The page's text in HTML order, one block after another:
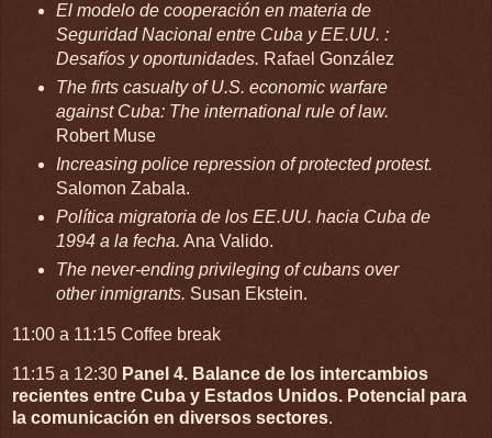
El modelo de cooperación en materia de
Seguridad Nacional entre Cuba y EE.UU. :
Desafíos y oportunidades. Rafael González
The firts casualty of U.S. economic warfare
against Cuba: The international rule of law.
Robert Muse
Increasing police repression of protected protest.
Salomon Zabala.
Política migratoria de los EE.UU. hacia Cuba de
1994 a la fecha. Ana Valido.
The never-ending privileging of cubans over
other inmigrants. Susan Ekstein.
11:00 a 11:15 Coffee break
11:15 a 12:30 Panel 4. Balance de los intercambios
recientes entre Cuba y Estados Unidos. Potencial para
la comunicación en diversos sectores.